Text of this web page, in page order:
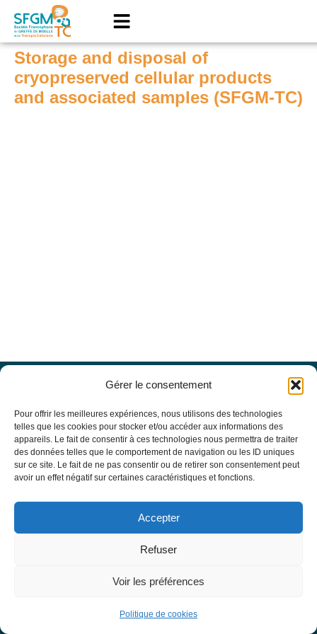
Gérer le consentement
Pour offrir les meilleures expériences, nous utilisons des technologies
telles que les cookies pour stocker et/ou accéder aux informations des
appareils. Le fait de consentir à ces technologies nous permettra de traiter
des données telles que le comportement de navigation ou les ID uniques
sur ce site. Le fait de ne pas consentir ou de retirer son consentement peut
avoir un effet négatif sur certaines caractéristiques et fonctions.
Accepter
Refuser
Voir les préférences
Politique de cookies
Storage and disposal of
cryopreserved cellular products
and associated samples (SFGM-TC)
Actualités
Agenda
Missions du site
Mentions légales
Conditions générales d’utilisation
Base de données EBMT Registry